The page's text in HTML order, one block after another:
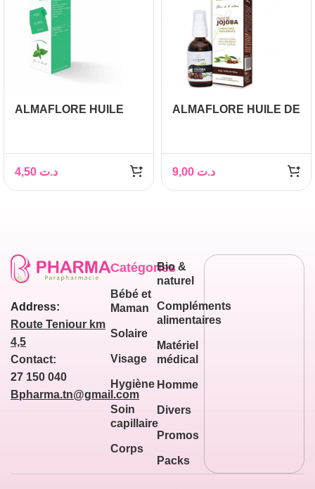
ALMAFLORE HUILE
د.ت
ALMAFLORE HUILE DE
د.ت
Address:
Route Teniour km
4,5
Contact:
27 150 040
Bpharma.tn@gmail.com
Catégories
Bébé et
Maman
Solaire
Visage
Hygiène
Soin
capillaire
Corps
Bio &
naturel
Compléments
alimentaires
Matériel
médical
Homme
Divers
Promos
Packs